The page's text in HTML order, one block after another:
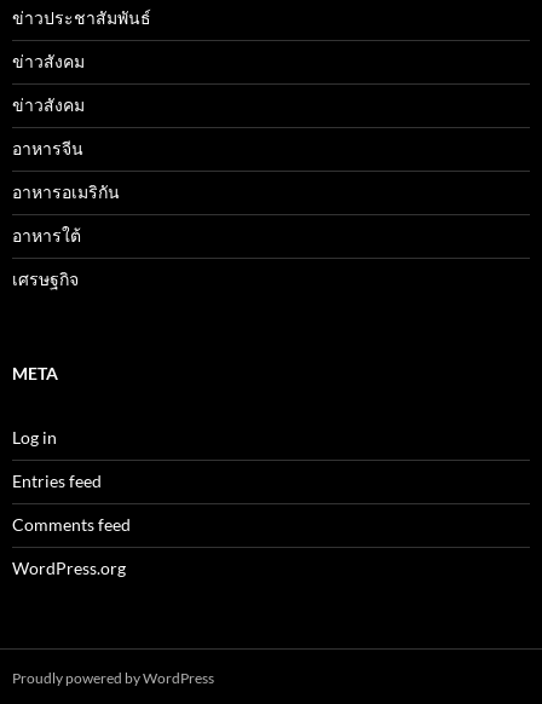
ข่าวประชาสัมพันธ์
ข่าวสังคม
ข่าวสังคม
อาหารจีน
อาหารอเมริกัน
อาหารใต้
เศรษฐกิจ
META
Log in
Entries feed
Comments feed
WordPress.org
Proudly powered by WordPress